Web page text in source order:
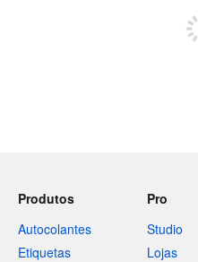
Produtos
Autocolantes
Etiquetas
Pro
Studio
Lojas